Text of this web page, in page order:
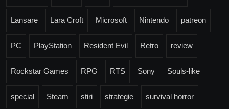
Lansare Lara Croft Microsoft Nintendo patreon
PC PlayStation Resident Evil Retro review
Rockstar Games RPG RTS Sony Souls-like
special Steam stiri strategie survival horror